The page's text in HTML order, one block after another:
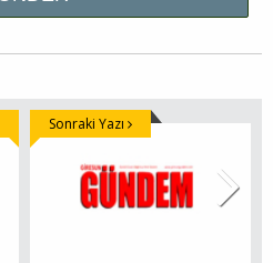
Sonraki Yazı